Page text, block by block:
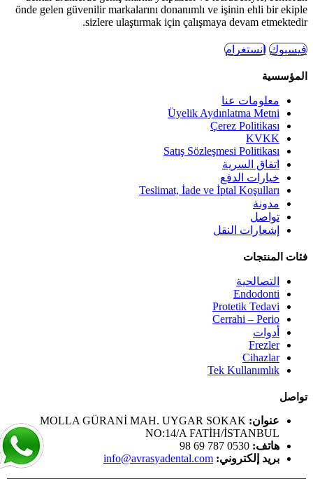
önde gelen güvenilir markalarını donanımlı ve işinin ehli bir ekiple
sizlere ulaştırmak için çalışmaya devam etmektedir.
فيسبوك انستغرام
المؤسسية
معلومات عنا
Üyelik Aydınlatma Metni
Çerez Politikası
KVKK
Satış Sözleşmesi Politikası
اتفاق السرية
خيارات الدفع
Teslimat, İade ve İptal Koşulları
مدونة
تواصل
إشعارات النقل
فئات المنتجات
التصالحية
Endodonti
Protetik Tedavi
Cerrahi – Perio
أدوات
Frezler
Cihazlar
Tek Kullanımlık
تواصل
عنوان: MOLLA GÜRANİ MAH. UYGAR SOKAK
NO:14/A FATİH/İSTANBUL
هاتف: 0530 787 69 98
بريد إلكتروني: info@avrasyadental.com